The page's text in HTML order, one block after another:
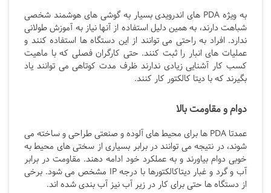
به ویژه PDA های اندرویدی بسیار به گوشی های هوشمند شخصی
شباهت دارند، به همین دلیل استفاده از آنها نیاز به آموزش طولانی
ندارد. افراد به راحتی می توانند از این دستگاه ها استفاده کنند و
عملیات های انبار را ثبت کنند. حتی کارگران فصلی که با ماهیت
کسب کار آشنایی زیادی ندارند ظرف مدت کوتاهی می توانند یاد
بگیرند که با دیتا کالکتور کار کنند.
دوام و مقاومت بالا
عمدتا PDA ها برای محیط های آلوده و صنعتی طراحی و ساخته می
شوند، در نتیجه می توانند در برابر بسیاری از سختی های محیط به
خوبی دوام بیاورند و به عملکرد خود ادامه دهند. مقاومت در برابر
آب و گرد و غبار دیتاکالکتورها با درجه IP مشخص می شود. برخی
از دستگاه ها حتی برای کار در زیر آب نیز آب بندی شده اند.